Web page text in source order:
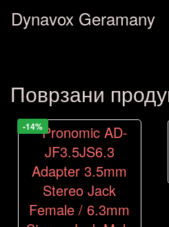
Dynavox Geramany
Поврзани
-14%